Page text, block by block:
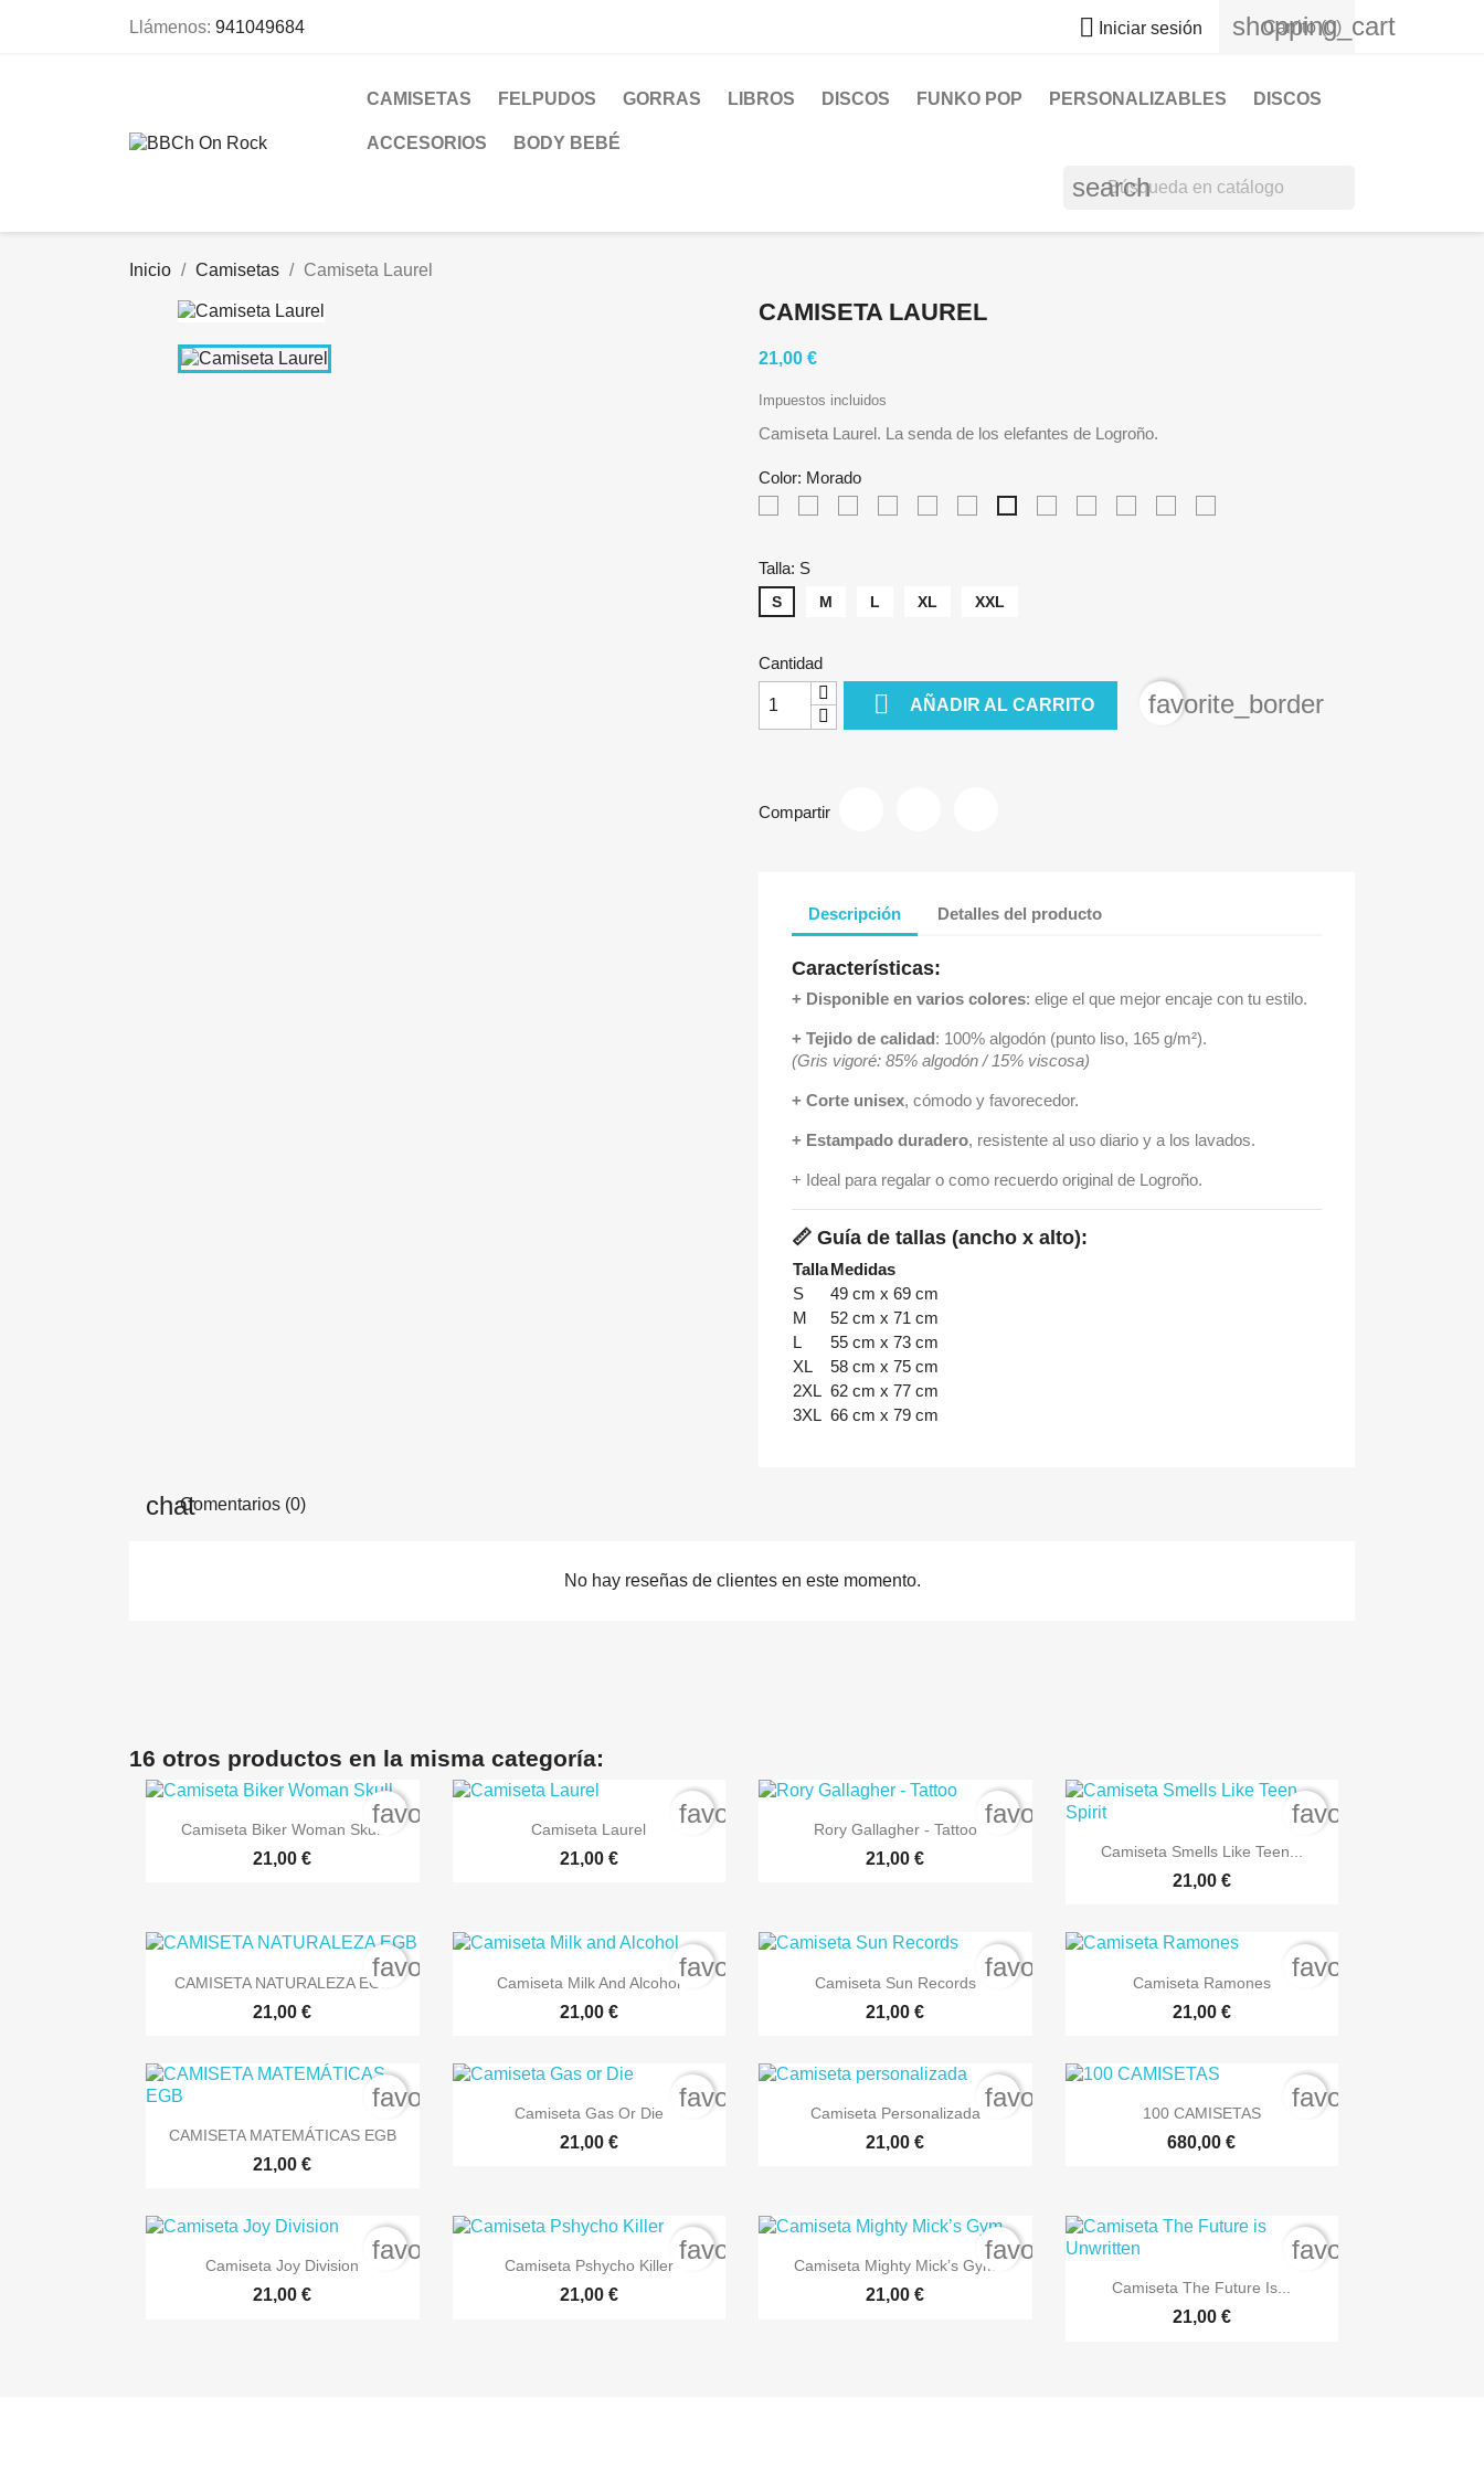
Llámenos: 941049684  Iniciar sesión shopping_cart
Carrito (0)
CAMISETAS FELPUDOS GORRAS LIBROS DISCOS FUNKO POP PERSONALIZABLES DISCOS
ACCESORIOS BODY BEBÉ
search
Inicio Camisetas Camiseta Laurel
CAMISETA LAUREL
21,00 €
Impuestos incluidos
Camiseta Laurel. La senda de los elefantes de Logroño.
Color: Morado
Talla: S
S M L XL XXL
Cantidad
 AÑADIR AL CARRITO favorite_border
Compartir
Descripción Detalles del producto
Características:
+ Disponible en varios colores: elige el que mejor encaje con tu estilo.
+ Tejido de calidad: 100% algodón (punto liso, 165 g/m²).
(Gris vigoré: 85% algodón / 15% viscosa)
+ Corte unisex, cómodo y favorecedor.
+ Estampado duradero, resistente al uso diario y a los lavados.
+ Ideal para regalar o como recuerdo original de Logroño.
📏 Guía de tallas (ancho x alto):
TallaMedidas
S
49 cm x 69 cm
M
52 cm x 71 cm
L
55 cm x 73 cm
XL
58 cm x 75 cm
2XL 62 cm x 77 cm
3XL 66 cm x 79 cm
Comentarios (0)
No hay reseñas de clientes en este momento.
16 otros productos en la misma categoría:

Vista rápida
Camiseta Biker Woman Skull
21,00 €
favorite_border Vista rápida
Camiseta Laurel
21,00 €
favorite_border Vista rápida
Rory Gallagher - Tattoo
21,00 €
favorite_border
 Vista rápida
Camiseta Smells Like Teen...
21,00 €
favorite_border
 Vista rápida
CAMISETA NATURALEZA EGB
21,00 €
favorite_border Vista rápida
Camiseta Milk And Alcohol
21,00 €
favorite_border Vista rápida
Camiseta Sun Records
21,00 €
favorite_border Vista rápida
Camiseta Ramones
21,00 €
favorite_border
 Vista rápida
CAMISETA MATEMÁTICAS EGB
21,00 €
favorite_border Vista rápida
Camiseta Gas Or Die
21,00 €
favorite_border Vista rápida
Camiseta Personalizada
21,00 €
favorite_border Vista rápida
100 CAMISETAS
680,00 €
favorite_border
 Vista rápida
Camiseta Joy Division
21,00 €
favorite_border Vista rápida
Camiseta Pshycho Killer
21,00 €
favorite_border
Vista rápida
Camiseta Mighty Mick’s Gym
21,00 €
favorite_border
 Vista rápida
Camiseta The Future Is...
21,00 €
favorite_border